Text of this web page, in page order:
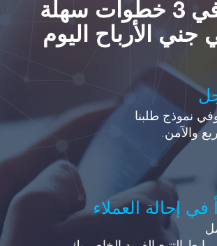
سهلة
جني الأرباح اليوم
نموذج طلبنا
والآمن.
في إحالة العملاء